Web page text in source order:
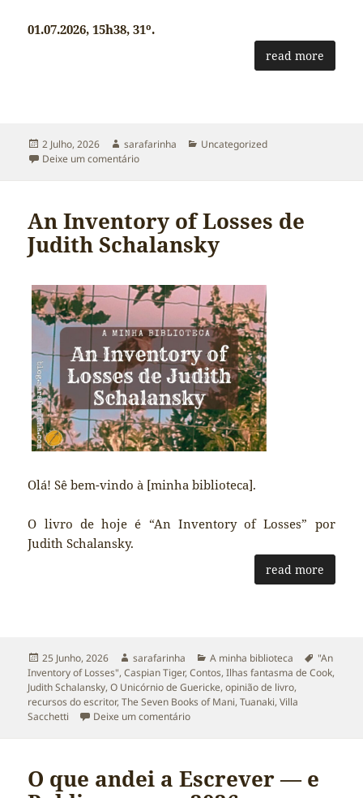
01.07.2026, 15h38, 31º.
read more
Publicado
a
2 Julho, 2026 Autor
sarafarinha Categorias
Uncategorized
Deixe um comentáriosobre Exercício para prestar atenção e melhorar
An Inventory of Losses de
Judith Schalansky
Olá! Sê bem-vindo à [minha biblioteca].
O livro de hoje é “An Inventory of Losses” por
Judith Schalansky.
read more
Publicado
a
25 Junho, 2026 Autor
sarafarinha Categorias
A minha biblioteca Etiquetas
"An
Inventory of Losses",Caspian Tiger,Contos,Ilhas fantasma de Cook,
Judith Schalansky,O Unicórnio de Guericke,opinião de livro,
recursos do escritor,The Seven Books of Mani,Tuanaki,Villa
Sacchetti
Deixe um comentáriosobre An Inventory of Losses de
O que andei a Escrever — e